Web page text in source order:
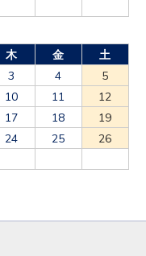
木 金
土
3 4
5
10 11
12
17 18
19
24 25
26